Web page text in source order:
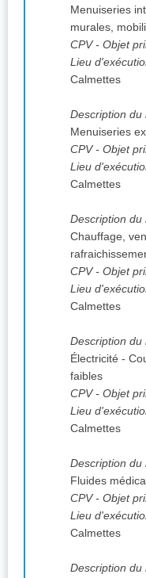
Menuiseries
murales,
CPV- Objet
Lieu
Calmettes
Description du
Menuiseries
CPV- Objet
Lieu
Calmettes
Description du
Chauffage,
CPV- Objet
Lieu
Calmettes
Description du
Électricité -
faibles
CPV- Objet
Lieu
Calmettes
Description du
Fluides
CPV- Objet
Lieu
Calmettes
Description du